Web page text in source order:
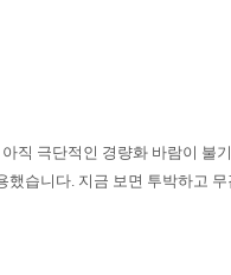
직 극단적인 경량화 바람이 불
했습니다 지금 보면 투박하고